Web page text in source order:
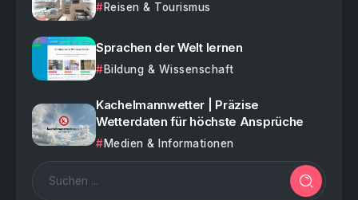
Reisen & Tourismus
Sprachen der Welt lernen
Bildung & Wissenschaft
Kachelmannwetter | Präzise
Wetterdaten für höchste Ansprüche
Medien & Informationen